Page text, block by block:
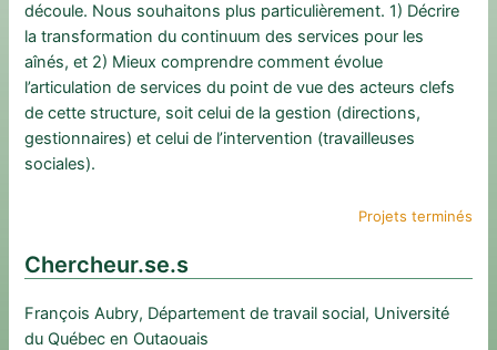
découle. Nous souhaitons plus particulièrement. 1) Décrire
la transformation du continuum des services pour les
aînés, et 2) Mieux comprendre comment évolue
l’articulation de services du point de vue des acteurs clefs
de cette structure, soit celui de la gestion (directions,
gestionnaires) et celui de l’intervention (travailleuses
sociales).
Projets terminés
Chercheur.se.s
François Aubry, Département de travail social, Université
du Québec en Outaouais